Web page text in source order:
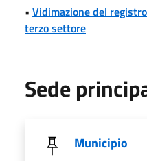
• Vidimazione del
terzo settore
Sede
Municipio